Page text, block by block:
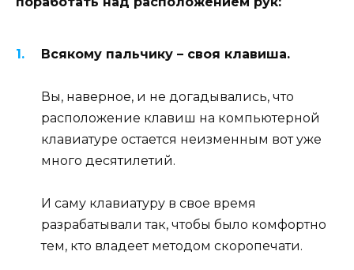
Всякому пальчику – своя клавиша.
Вы, наверное, и не догадывались, что
расположение клавиш на компьютерной
клавиатуре остается неизменным вот уже
много десятилетий.
И саму клавиатуру в свое время
разрабатывали так, чтобы было комфортно
тем, кто владеет методом скоропечати.